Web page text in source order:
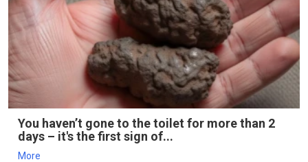
You haven’t gone to the toilet for more than 2
days – it's the first sign of...
More